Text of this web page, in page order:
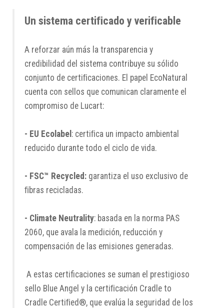
Un sistema certiﬁcado y veriﬁcable
A reforzar aún más la transparencia y
credibilidad del sistema contribuye su sólido
conjunto de certiﬁcaciones. El papel EcoNatural
cuenta con sellos que comunican claramente el
compromiso de Lucart:
- EU Ecolabel : certiﬁca un impacto ambiental
reducido durante todo el ciclo de vida.
- FSC™ Recycled: garantiza el uso exclusivo de
ﬁbras recicladas.
- Climate Neutrality: basada en la norma PAS
2060, que avala la medición, reducción y
compensación de las emisiones generadas.
A estas certificaciones se suman el prestigioso
sello Blue Angel y la certiﬁcación Cradle to
Cradle Certiﬁed®, que evalúa la seguridad de los